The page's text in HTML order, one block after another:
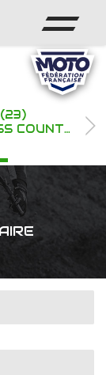
IPONE